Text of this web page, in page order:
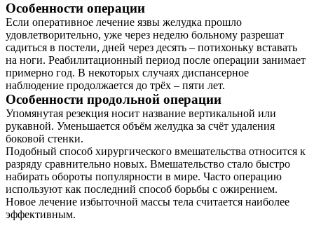
Особенности операции
Если оперативное лечение язвы желудка прошло
удовлетворительно, уже через неделю больному разрешат
садиться в постели, дней через десять – потихоньку вставать
на ноги. Реабилитационный период после операции занимает
примерно год. В некоторых случаях диспансерное
наблюдение продолжается до трёх – пяти лет.
Особенности продольной операции
Упомянутая резекция носит название вертикальной или
рукавной. Уменьшается объём желудка за счёт удаления
боковой стенки.
Подобный способ хирургического вмешательства относится к
разряду сравнительно новых. Вмешательство стало быстро
набирать обороты популярности в мире. Часто операцию
используют как последний способ борьбы с ожирением.
Новое лечение избыточной массы тела считается наиболее
эффективным.